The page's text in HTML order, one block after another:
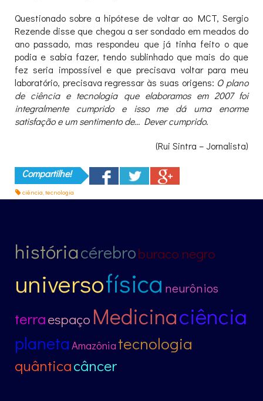
Questionado sobre a hipótese de voltar ao MCT, Sergio
Rezende disse que chegou a ser sondado em meados do
ano passado, mas respondeu que já tinha feito o que
podia e sabia fazer, tendo sublinhado que mais do que
fez seria impossível e que precisava voltar para meu
laboratório, precisava regressar às suas origens: O plano
de ciência e tecnologia que elaboramos em 2007 foi
integralmente cumprido e isso me dá uma enorme
satisfação e um sentimento de… Dever cumprido.
(Rui Sintra – Jornalista)
Compartilhe!
ciência,tecnologia
históriacérebroburaco negro
universofísica neurônios
terraespaço Medicinaciência
planeta Amazônia tecnologia
quânticacâncer